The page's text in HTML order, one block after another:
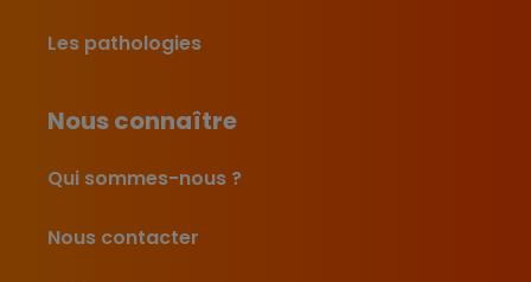
Les pathologies
Nous connaître
Qui sommes-nous ?
Nous contacter